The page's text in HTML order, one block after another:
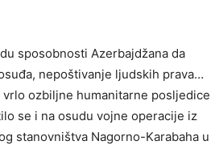
sposobnosti Azerbajdžana da
nepoštivanje ljudskih prava…
ozbiljne humanitarne posljedice
se i na osudu vojne operacije iz
stanovništva Nagorno-Karabaha u